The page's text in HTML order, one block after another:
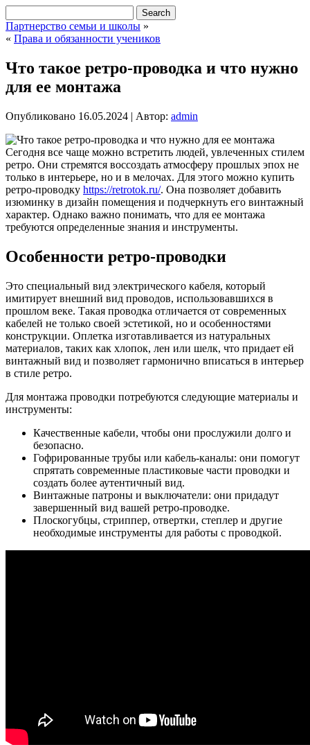
Партнерство семьи и школы »
« Права и обязанности учеников
Что такое ретро-проводка и что нужно
для ее монтажа
Опубликовано 16.05.2024 | Автор: admin
Сегодня все чаще можно встретить людей, увлеченных стилем
ретро. Они стремятся воссоздать атмосферу прошлых эпох не
только в интерьере, но и в мелочах. Для этого можно купить
ретро-проводку https://retrotok.ru/. Она позволяет добавить
изюминку в дизайн помещения и подчеркнуть его винтажный
характер. Однако важно понимать, что для ее монтажа
требуются определенные знания и инструменты.
Особенности ретро-проводки
Это специальный вид электрического кабеля, который
имитирует внешний вид проводов, использовавшихся в
прошлом веке. Такая проводка отличается от современных
кабелей не только своей эстетикой, но и особенностями
конструкции. Оплетка изготавливается из натуральных
материалов, таких как хлопок, лен или шелк, что придает ей
винтажный вид и позволяет гармонично вписаться в интерьер
в стиле ретро.
Для монтажа проводки потребуются следующие материалы и
инструменты:
Качественные кабели, чтобы они прослужили долго и
безопасно.
Гофрированные трубы или кабель-каналы: они помогут
спрятать современные пластиковые части проводки и
создать более аутентичный вид.
Винтажные патроны и выключатели: они придадут
завершенный вид вашей ретро-проводке.
Плоскогубцы, стриппер, отвертки, степлер и другие
необходимые инструменты для работы с проводкой.